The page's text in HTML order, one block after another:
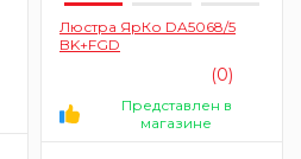
Люстра ЯрКо DA5068/5
BK+FGD
(0)
Представлен в
магазине